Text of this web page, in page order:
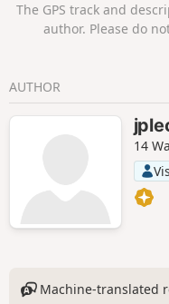
sure you are familiar
regulations in the
The GPS track and
author. Please do
AUTHOR
14
Machine-translated